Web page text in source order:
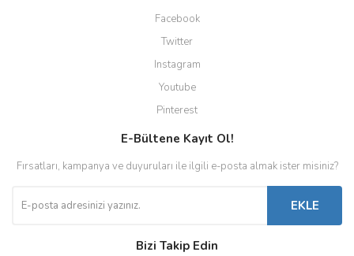
Facebook
Twitter
Instagram
Youtube
Pinterest
E-Bültene Kayıt Ol!
Fırsatları, kampanya ve duyuruları ile ilgili e-posta almak ister misiniz?
EKLE
Bizi Takip Edin